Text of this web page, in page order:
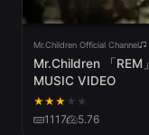
Mr.Children Official Channel
Mr.Children 「REM」
MUSIC VIDEO
★★★ ★ ★
1117 5.76